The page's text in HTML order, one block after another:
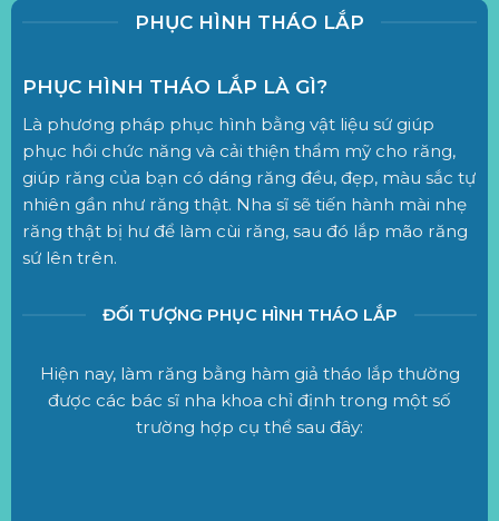
PHỤC HÌNH THÁO LẮP
PHỤC HÌNH THÁO LẮP LÀ GÌ?
Là phương pháp phục hình bằng vật liệu sứ giúp
phục hồi chức năng và cải thiện thẩm mỹ cho răng,
giúp răng của bạn có dáng răng đều, đẹp, màu sắc tự
nhiên gần như răng thật. Nha sĩ sẽ tiến hành mài nhẹ
răng thật bị hư để làm cùi răng, sau đó lắp mão răng
sứ lên trên.
ĐỐI TƯỢNG PHỤC HÌNH THÁO LẮP
Hiện nay, làm răng bằng hàm giả tháo lắp thường
được các bác sĩ nha khoa chỉ định trong một số
trường hợp cụ thể sau đây: